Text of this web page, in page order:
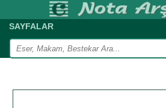
SAYFALAR